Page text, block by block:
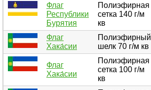
Флаг
Республики
Бурятия
Полиэфирная
сетка 140 г/м
кв
Флаг
Хака́сии
Полиэфирный
шелк 70 г/м кв
Флаг
Хака́сии
Полиэфирная
сетка 100 г/м
кв